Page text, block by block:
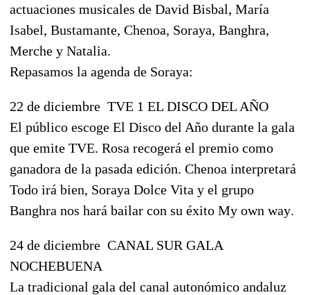
actuaciones musicales de David Bisbal, María
Isabel, Bustamante, Chenoa, Soraya, Banghra,
Merche y Natalia.
Repasamos la agenda de Soraya:
22 de diciembre  TVE 1 EL DISCO DEL AÑO
El público escoge El Disco del Año durante la gala
que emite TVE. Rosa recogerá el premio como
ganadora de la pasada edición. Chenoa interpretará
Todo irá bien, Soraya Dolce Vita y el grupo
Banghra nos hará bailar con su éxito My own way.
24 de diciembre  CANAL SUR GALA
NOCHEBUENA
La tradicional gala del canal autonómico andaluz